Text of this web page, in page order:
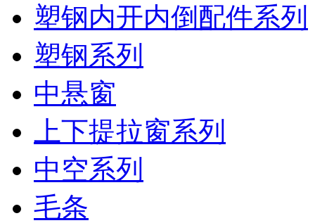
塑钢内开内倒配件系列
塑钢系列
中悬窗
上下提拉窗系列
中空系列
毛条